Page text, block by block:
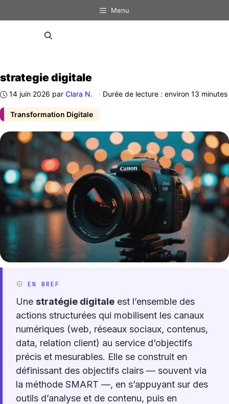
au
Menu
Transformation Digitale
strategie digitale
14 juin 2026 par Clara N. · Durée de lecture : environ 13 minutes
EN BREF
Une stratégie digitale est l’ensemble des
actions structurées qui mobilisent les canaux
numériques (web, réseaux sociaux, contenus,
data, relation client) au service d’objectifs
précis et mesurables. Elle se construit en
définissant des objectifs clairs — souvent via
la méthode SMART —, en s’appuyant sur des
outils d’analyse et de contenu, puis en